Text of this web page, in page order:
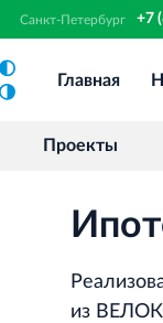
Санкт‐Петербург +7
Главная
Проекты
из